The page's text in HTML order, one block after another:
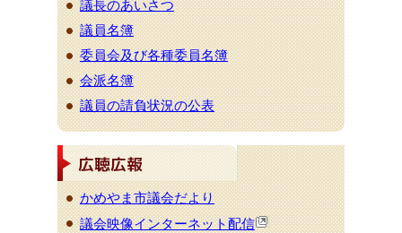
議長のあいさつ
議員名簿
委員会及び各種委員名簿
会派名簿
議員の請負状況の公表
かめやま市議会だより
議会映像インターネット配信